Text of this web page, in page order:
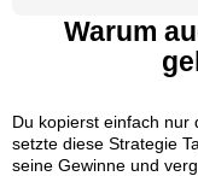
Warum
Du kopierst einfach nur
setzte diese Strategie
seine Gewinne und